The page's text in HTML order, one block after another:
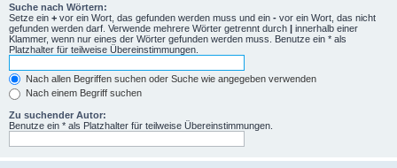
Suche nach Wörtern:
Setze ein + vor ein Wort, das gefunden werden muss und ein - vor ein Wort, das nicht
gefunden werden darf. Verwende mehrere Wörter getrennt durch | innerhalb einer
Klammer, wenn nur eines der Wörter gefunden werden muss. Benutze ein * als
Platzhalter für teilweise Übereinstimmungen.
Nach allen Begriffen suchen oder Suche wie angegeben verwenden
Nach einem Begriff suchen
Zu suchender Autor:
Benutze ein * als Platzhalter für teilweise Übereinstimmungen.